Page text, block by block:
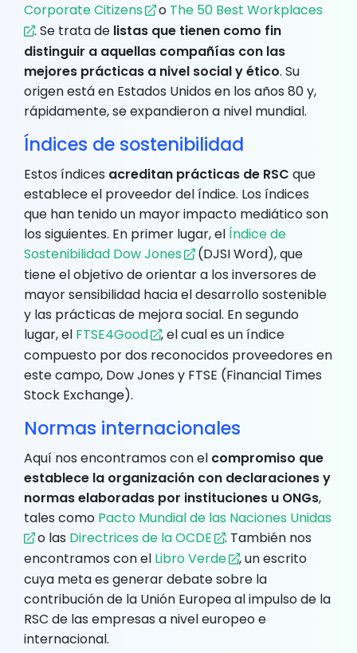
Corporate Citizens
o The 50 Best Workplaces
. Se trata de listas que tienen como fin
distinguir a aquellas compañías con las
mejores prácticas a nivel social y ético. Su
origen está en Estados Unidos en los años 80 y,
rápidamente, se expandieron a nivel mundial.
Índices de sostenibilidad
Estos índices acreditan prácticas de RSC que
establece el proveedor del índice. Los índices
que han tenido un mayor impacto mediático son
los siguientes. En primer lugar, elÍndice de
Sostenibilidad Dow Jones
(DJSI Word), que
tiene el objetivo de orientar a los inversores de
mayor sensibilidad hacia el desarrollo sostenible
y las prácticas de mejora social. En segundo
lugar, el FTSE4Good
, el cual es un índice
compuesto por dos reconocidos proveedores en
este campo, Dow Jones y FTSE (Financial Times
Stock Exchange).
Normas internacionales
Aquí nos encontramos con el compromiso que
establece la organización con declaraciones y
normas elaboradas por instituciones u ONGs,
tales como Pacto Mundial de las Naciones Unidas
o las Directrices de la OCDE
. También nos
encontramos con el Libro Verde
, un escrito
cuya meta es generar debate sobre la
contribución de la Unión Europea al impulso de la
RSC de las empresas a nivel europeo e
internacional.